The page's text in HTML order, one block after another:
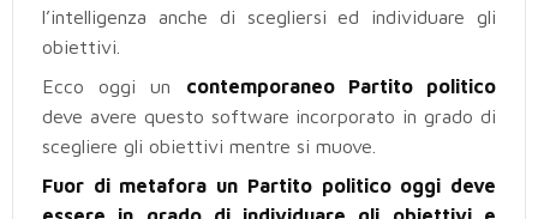
l’intelligenza anche di scegliersi ed individuare gli
obiettivi.
Ecco oggi un contemporaneo Partito politico
deve avere questo software incorporato in grado di
scegliere gli obiettivi mentre si muove.
Fuor di metafora un Partito politico oggi deve